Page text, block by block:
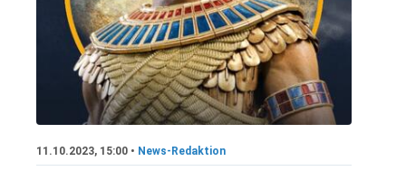
11.10.2023, 15:00 • News-Redaktion